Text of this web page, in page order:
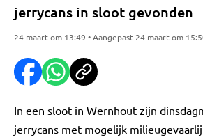
jerrycans in sloot gevonden
24 maart om 13:49 • Aangepast 24 maart om
In een sloot in Wernhout zijn
jerrycans met mogelijk